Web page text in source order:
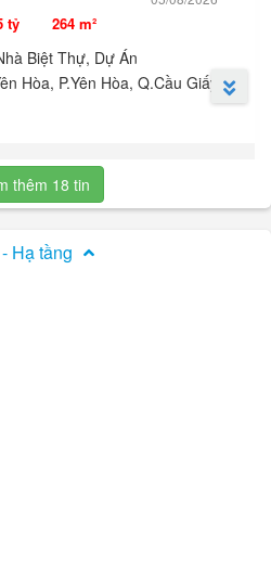
Kính, Trần Thái Tông...
sầm uất, làm nha khoa, spa, TT
vực.
sẵn sàng giao dịch.
tỷ 264 m²
Biệt Thự, Dự Án
Hòa, P.Yên Hòa, Q.Cầu Giấy, HN
nhà bán, nhà 6 tầng thang máy, ở
phố lớn giữa Quận Cầu Giấy, tiện
thêm 18 tin
Hạ tầng